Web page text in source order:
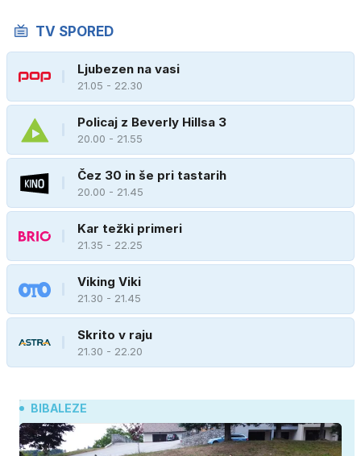
TV SPORED
Ljubezen na vasi
21.05 - 22.30
Policaj z Beverly Hillsa 3
20.00 - 21.55
Čez 30 in še pri tastarih
20.00 - 21.45
Kar težki primeri
21.35 - 22.25
Viking Viki
21.30 - 21.45
Skrito v raju
21.30 - 22.20
BIBALEZE